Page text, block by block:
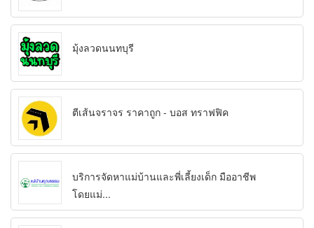
มุ้งลวดนนทบุรี
ตีเส้นจราจร ราคาถูก - บอส ทราฟฟิค
บริการจัดหาแม่บ้านและพี่เลี้ยงเด็ก มืออาชีพ
โดยแม่...